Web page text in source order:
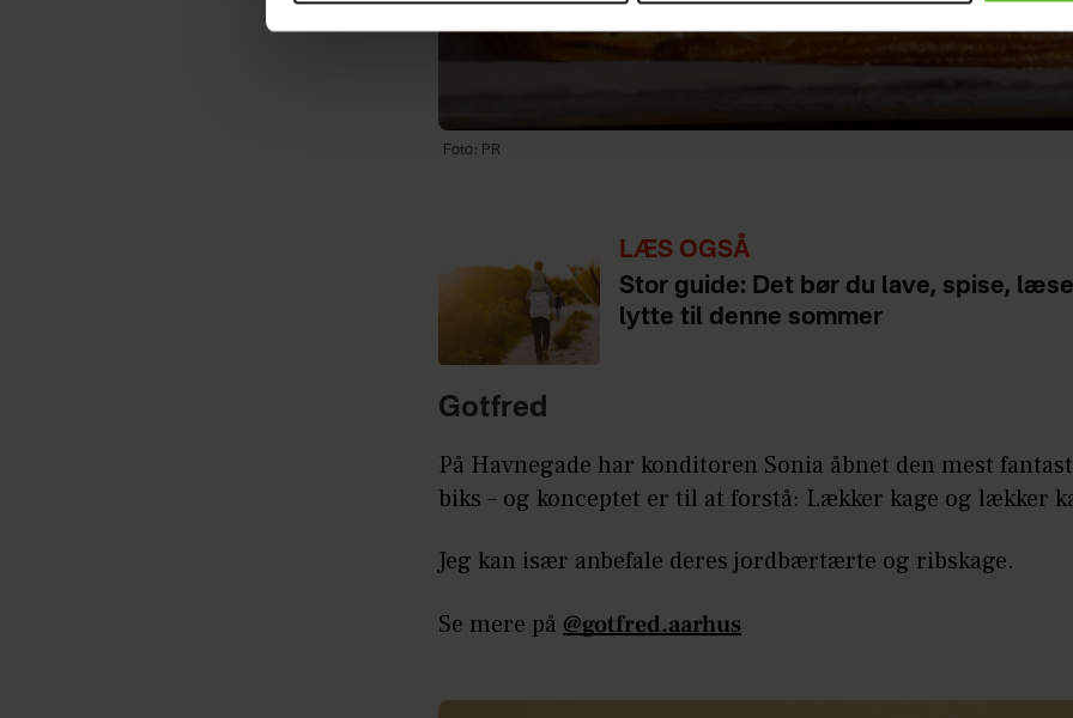
Foto: PR
LÆS OGSÅ
Stor guide: Det bør du lave, spise,
lytte til denne sommer
Gotfred
På Havnegade har konditoren Sonia åbnet den mest
biks – og konceptet er til at forstå: Lækker kage og lækker
Jeg kan især anbefale deres jordbærtærte og ribskage.
Se mere på @gotfred.aarhus